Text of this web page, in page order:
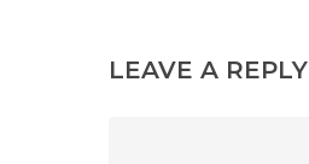
LEAVE A REPLY